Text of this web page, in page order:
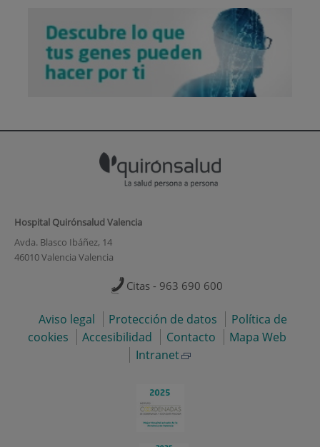
Hospital Quirónsalud Valencia
Avda. Blasco Ibáñez, 14
46010 Valencia Valencia
Citas - 963 690 600
Aviso legal Protección de datos
Política de
cookies
Accesibilidad Contacto
Mapa Web
Intranet